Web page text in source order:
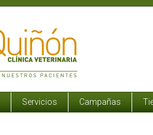
Servicios Campañas